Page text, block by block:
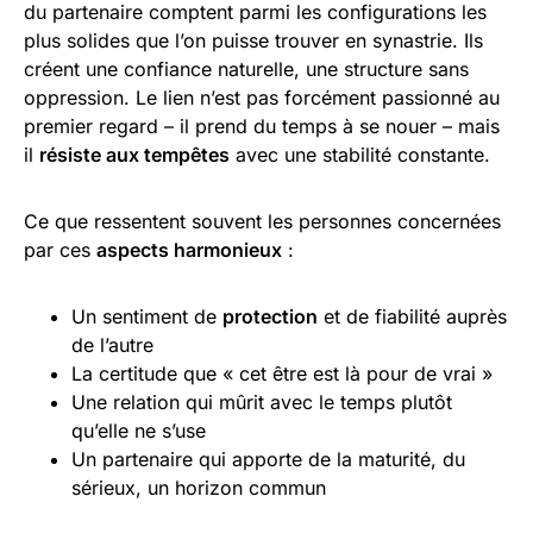
du partenaire comptent parmi les configurations les
plus solides que l’on puisse trouver en synastrie. Ils
créent une confiance naturelle, une structure sans
oppression. Le lien n’est pas forcément passionné au
premier regard – il prend du temps à se nouer – mais
il résiste aux tempêtes avec une stabilité constante.
Ce que ressentent souvent les personnes concernées
par ces aspects harmonieux :
Un sentiment de protection et de fiabilité auprès
de l’autre
La certitude que « cet être est là pour de vrai »
Une relation qui mûrit avec le temps plutôt
qu’elle ne s’use
Un partenaire qui apporte de la maturité, du
sérieux, un horizon commun